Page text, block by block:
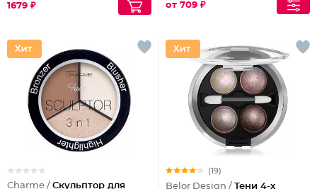
1679 ₽ от 709 ₽
Charme / Скульптор для
(19)
Belor Design / Тени 4-х